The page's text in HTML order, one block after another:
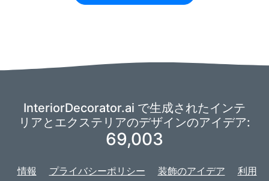
InteriorDecorator.ai で生成されたインテ
リアとエクステリアのデザインのアイデア:
69,003
情報 プライバシーポリシー 装飾のアイデア
利用